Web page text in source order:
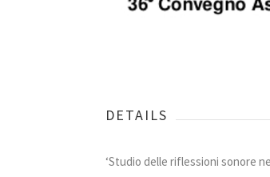
DETAILS
‘Studio delle riflessioni sonore